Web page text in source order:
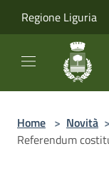
Regione Liguria
Home > Novità >
Referendum